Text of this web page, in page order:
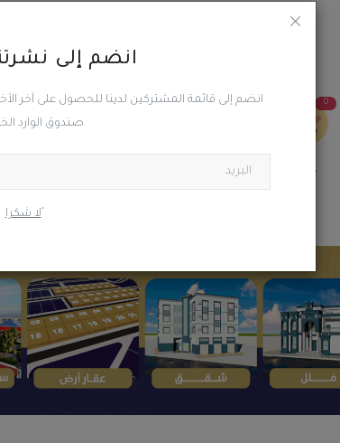
انضم إلى
انضم إلى قائمة المشتركين لدينا للحصول على آخر
صندوق الوارد
ًلا شكرا
0
Love
0
مضحك
0
0